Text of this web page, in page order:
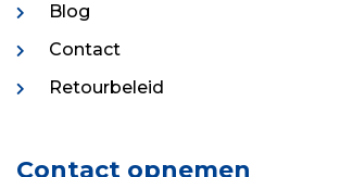
Blog
Contact
Retourbeleid
Contact opnemen